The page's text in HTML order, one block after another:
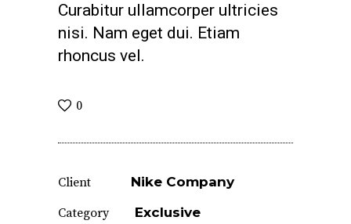
Curabitur ullamcorper ultricies
nisi. Nam eget dui. Etiam
rhoncus vel.
0
Client
Nike Company
Category
Exclusive